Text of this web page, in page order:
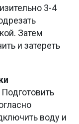
3-4
Затем
и затереть
Подготовить
воду и